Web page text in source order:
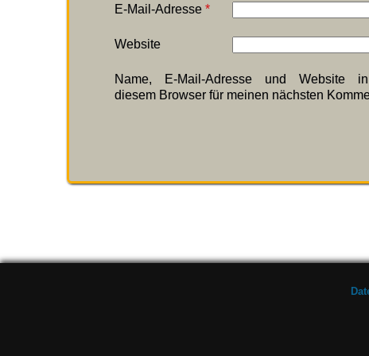
E-Mail-Adresse*
Website
Name, E-Mail-Adresse und Website in
diesem Browser für meinen nächsten